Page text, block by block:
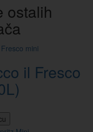
ostalih
il Fresco